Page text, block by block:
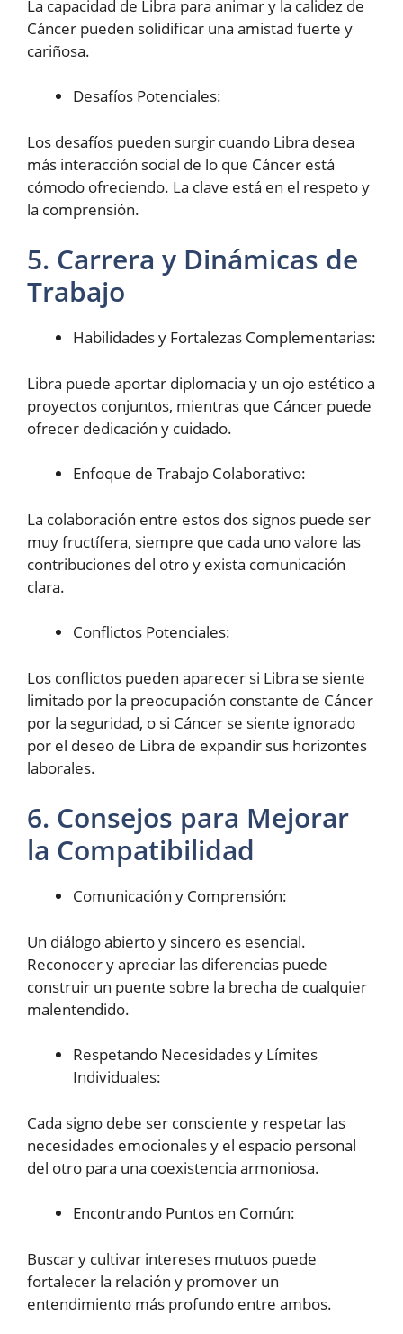
La capacidad de Libra para animar y la calidez de
Cáncer pueden solidificar una amistad fuerte y
cariñosa.
Desafíos Potenciales:
Los desafíos pueden surgir cuando Libra desea
más interacción social de lo que Cáncer está
cómodo ofreciendo. La clave está en el respeto y
la comprensión.
5. Carrera y Dinámicas de
Trabajo
Habilidades y Fortalezas Complementarias:
Libra puede aportar diplomacia y un ojo estético a
proyectos conjuntos, mientras que Cáncer puede
ofrecer dedicación y cuidado.
Enfoque de Trabajo Colaborativo:
La colaboración entre estos dos signos puede ser
muy fructífera, siempre que cada uno valore las
contribuciones del otro y exista comunicación
clara.
Conflictos Potenciales:
Los conflictos pueden aparecer si Libra se siente
limitado por la preocupación constante de Cáncer
por la seguridad, o si Cáncer se siente ignorado
por el deseo de Libra de expandir sus horizontes
laborales.
6. Consejos para Mejorar
la Compatibilidad
Comunicación y Comprensión:
Un diálogo abierto y sincero es esencial.
Reconocer y apreciar las diferencias puede
construir un puente sobre la brecha de cualquier
malentendido.
Respetando Necesidades y Límites
Individuales:
Cada signo debe ser consciente y respetar las
necesidades emocionales y el espacio personal
del otro para una coexistencia armoniosa.
Encontrando Puntos en Común:
Buscar y cultivar intereses mutuos puede
fortalecer la relación y promover un
entendimiento más profundo entre ambos.